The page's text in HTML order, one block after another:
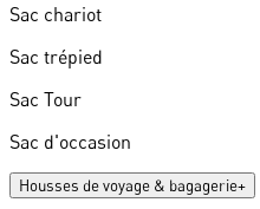
Sac chariot
Sac trépied
Sac Tour
Sac d'occasion
Housses de voyage & bagagerie+